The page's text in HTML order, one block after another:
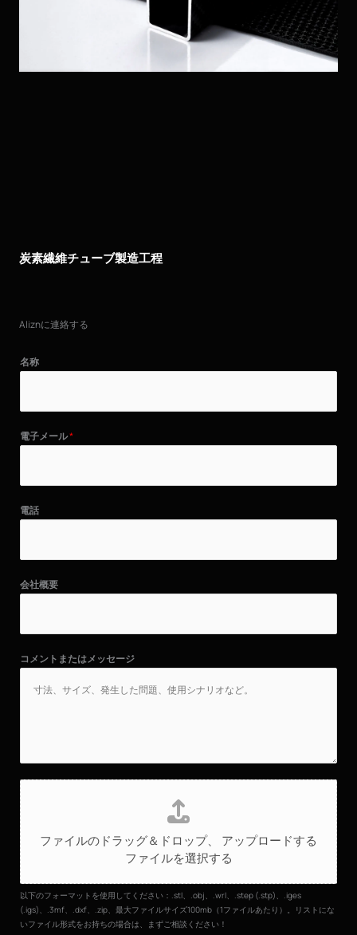
炭素繊維チューブ製造工程
Aliznに連絡する
名称
電子メール*
電話
会社概要
コメントまたはメッセージ
フ
ァ
イ
ル
の
ア
ッ
プ
ロ
ファイルのドラッグ＆ドロップ、 アップロードする
ファイルを選択する
以下のフォーマットを使用してください：.stl、.obj、.wrl、.step (.stp)、.iges
(.igs)、.3mf、.dxf、.zip、最大ファイルサイズ100mb（1ファイルあたり）。リストにな
いファイル形式をお持ちの場合は、まずご相談ください！